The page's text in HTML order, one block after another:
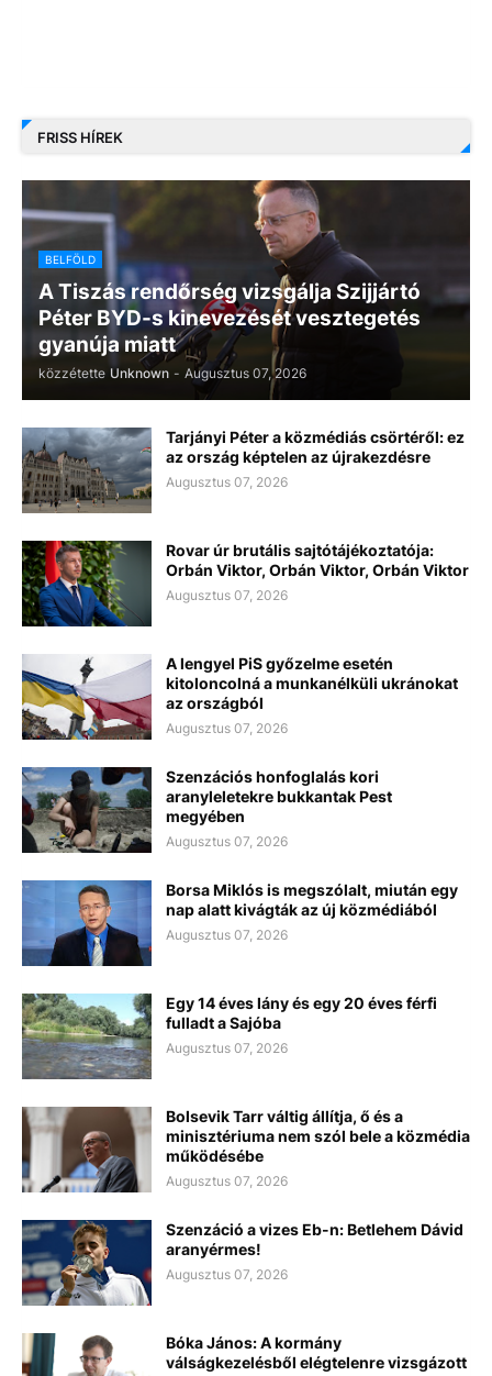
FRISS HÍREK
BELFÖLD
A Tiszás rendőrség vizsgálja Szijjártó
Péter BYD-s kinevezését vesztegetés
gyanúja miatt
közzétette Unknown - Augusztus 07, 2026
Tarjányi Péter a közmédiás csörtéről: ez
az ország képtelen az újrakezdésre
Augusztus 07, 2026
Rovar úr brutális sajtótájékoztatója:
Orbán Viktor, Orbán Viktor, Orbán Viktor
Augusztus 07, 2026
A lengyel PiS győzelme esetén
kitoloncolná a munkanélküli ukránokat
az országból
Augusztus 07, 2026
Szenzációs honfoglalás kori
aranyleletekre bukkantak Pest
megyében
Augusztus 07, 2026
Borsa Miklós is megszólalt, miután egy
nap alatt kivágták az új közmédiából
Augusztus 07, 2026
Egy 14 éves lány és egy 20 éves férfi
fulladt a Sajóba
Augusztus 07, 2026
Bolsevik Tarr váltig állítja, ő és a
minisztériuma nem szól bele a közmédia
működésébe
Augusztus 07, 2026
Szenzáció a vizes Eb-n: Betlehem Dávid
aranyérmes!
Augusztus 07, 2026
Bóka János: A kormány
válságkezelésből elégtelenre vizsgázott